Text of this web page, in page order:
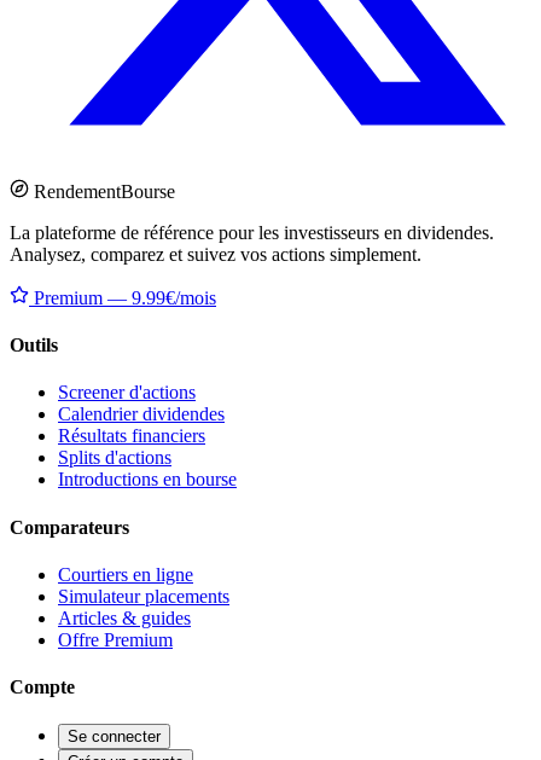
RendementBourse
La plateforme de référence pour les investisseurs en dividendes.
Analysez, comparez et suivez vos actions simplement.
Premium — 9.99€/mois
Outils
Screener d'actions
Calendrier dividendes
Résultats financiers
Splits d'actions
Introductions en bourse
Comparateurs
Courtiers en ligne
Simulateur placements
Articles & guides
Offre Premium
Compte
Se connecter